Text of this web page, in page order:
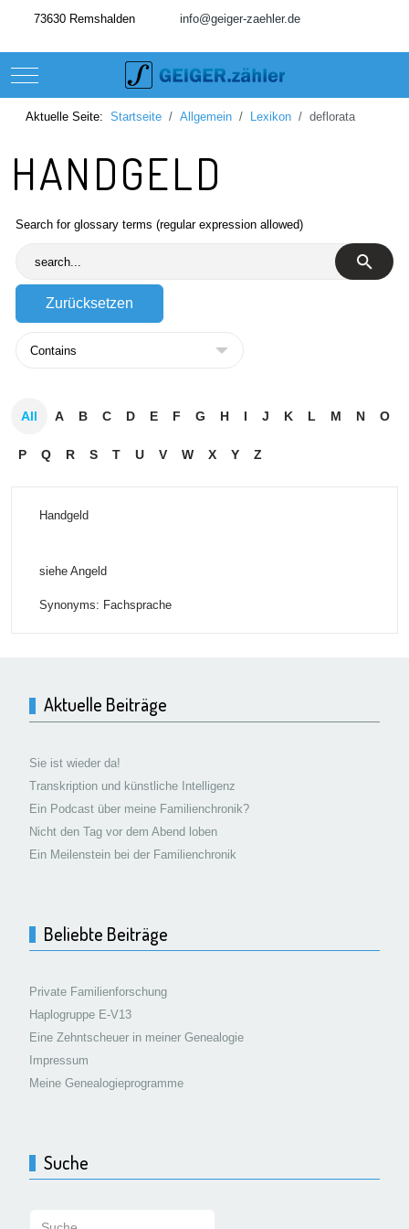
73630 Remshalden info@geiger-zaehler.de
Mobile Menu Toggle
Aktuelle Seite: Startseite Allgemein Lexikon deflorata
HANDGELD
Search for glossary terms (regular expression allowed)
All A B C D E F G H I J K L M N O
P Q R S T U V W X Y Z
Handgeld
siehe Angeld
Synonyms: Fachsprache
Aktuelle Beiträge
Sie ist wieder da!
Transkription und künstliche Intelligenz
Ein Podcast über meine Familienchronik?
Nicht den Tag vor dem Abend loben
Ein Meilenstein bei der Familienchronik
Beliebte Beiträge
Private Familienforschung
Haplogruppe E-V13
Eine Zehntscheuer in meiner Genealogie
Impressum
Meine Genealogieprogramme
Suche